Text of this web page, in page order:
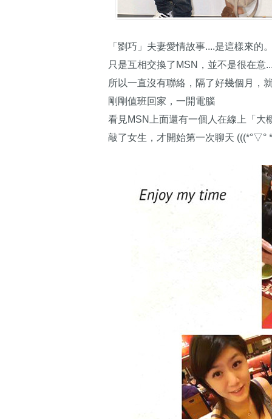
「劉巧」夫妻愛情故事....是這樣來
只是互相交換了MSN，並不是很在意
所以一直沒有聯絡，隔了好幾個月，
剛剛值班回家，一開電腦
看見MSN上面還有一個人在線上「
敲了女生，才開始第一次聊天 (((*°▽°